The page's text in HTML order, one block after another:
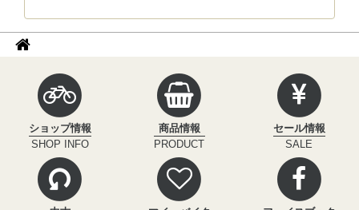
パ
ナ
ク
ル
イ
ン
フ
ィ
ニ
ショップ情報
SHOP INFO
商品情報
PRODUCT
セール情報
SALE